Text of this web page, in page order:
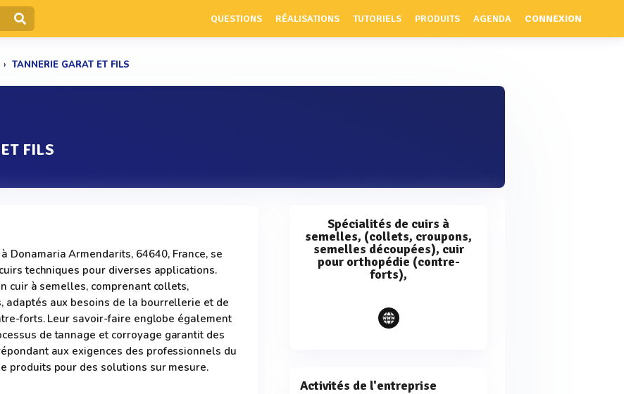
QUESTIONS RÉALISATIONS TUTORIELS PRODUITS AGENDA CONNEXION
TANNERIE GARAT ET FILS
FILS
à Donamaria Armendarits, 64640, France, se
techniques pour diverses applications.
cuir à semelles, comprenant collets,
adaptés aux besoins de la bourrellerie et de
forts. Leur savoir-faire englobe également
de tannage et corroyage garantit des
aux exigences des professionnels du
produits pour des solutions sur mesure.
Spécialités de cuirs à
semelles, (collets, croupons,
semelles découpées), cuir
pour orthopédie (contre-
forts),
Activités de l'entreprise